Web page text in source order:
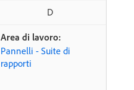
D
Area di lavoro:
Pannelli - Suite di
rapporti